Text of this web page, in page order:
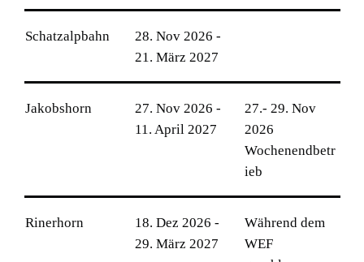
Schatzalpbahn
28. Nov 2026 -
21. März 2027
Jakobshorn
27. Nov 2026 -
11. April 2027
27.- 29. Nov
2026
Wochenendbetr
ieb
Rinerhorn
18. Dez 2026 -
29. März 2027
Während dem
WEF